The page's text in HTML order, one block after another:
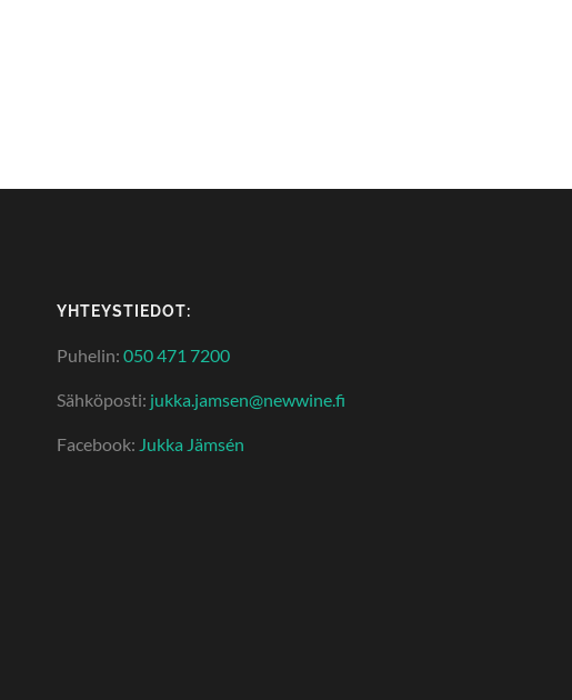
YHTEYSTIEDOT:
Puhelin: 050 471 7200
Sähköposti: jukka.jamsen@newwine.fi
Facebook: Jukka Jämsén